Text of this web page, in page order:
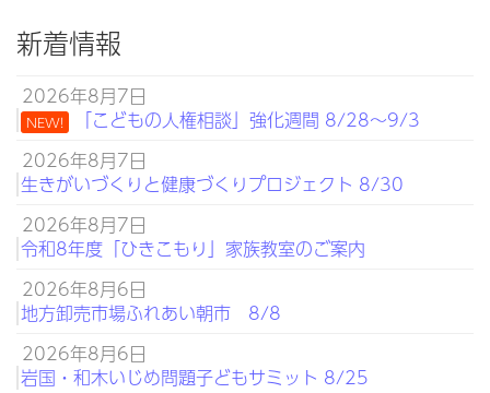
新着情報
2026年8月7日
NEW!
「こどもの人権相談」強化週間 8/28～9/3
2026年8月7日
生きがいづくりと健康づくりプロジェクト 8/30
2026年8月7日
令和8年度「ひきこもり」家族教室のご案内
2026年8月6日
地方卸売市場ふれあい朝市 8/8
2026年8月6日
岩国・和木いじめ問題子どもサミット 8/25